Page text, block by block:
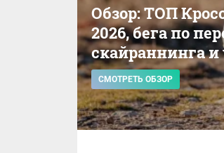
Обзор: ТОП
2026, бега по
скайраннинга и
СМОТРЕТЬ ОБЗОР